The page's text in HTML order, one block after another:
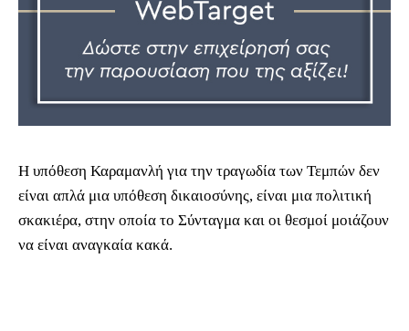
Η υπόθεση Καραμανλή για την τραγωδία των Τεμπών δεν
είναι απλά μια υπόθεση δικαιοσύνης, είναι μια πολιτική
σκακιέρα, στην οποία το Σύνταγμα και οι θεσμοί μοιάζουν
να είναι αναγκαία κακά.